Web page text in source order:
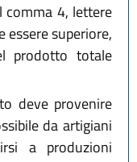
comma 4, lettere
essere superiore,
prodotto totale
deve provenire
da artigiani
a produzioni